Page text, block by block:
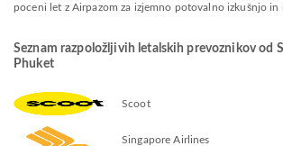
poceni let z Airpazom za izjemno potovalno izkušnjo in
Seznam razpoložljivih letalskih prevoznikov od
Phuket
Scoot
Singapore Airlines